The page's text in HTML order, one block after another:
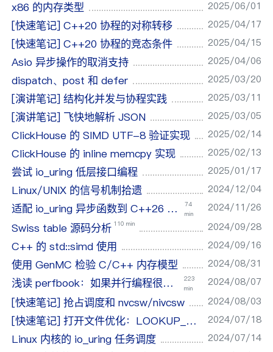
x86 的内存类型 2025/06/01
[快速笔记] C++20 协程的对称转移 2025/04/17
[快速笔记] C++20 协程的竞态条件 2025/04/15
Asio 异步操作的取消支持 2025/04/06
dispatch、post 和 defer 2025/03/20
[演讲笔记] 结构化并发与协程实践 2025/03/11
[演讲笔记] 飞快地解析 JSON 2025/03/05
ClickHouse 的 SIMD UTF-8 验证实现 2025/02/14
ClickHouse 的 inline memcpy 实现 2025/02/13
尝试 io_uring 低层接口编程 2025/01/17
Linux/UNIX 的信号机制拾遗 2024/12/04
适配 io_uring 异步函数到 C++26 std::execution
74
min
2024/11/26
Swiss table 源码分析 110 min 2024/09/28
C++ 的 std::simd 使用 2024/09/16
使用 GenMC 检验 C/C++ 内存模型 2024/08/31
浅读 perfbook：如果并行编程很难，那我能做点什么？
223
min
2024/08/07
[快速笔记] 抢占调度和 nvcsw/nivcsw 2024/08/03
[快速笔记] 打开文件优化：LOOKUP_CACHED 2024/07/18
Linux 内核的 io_uring 任务调度 2024/07/14